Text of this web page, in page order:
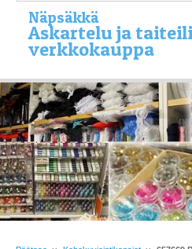
Näpsäkkä
Askartelu ja
verkkokauppa